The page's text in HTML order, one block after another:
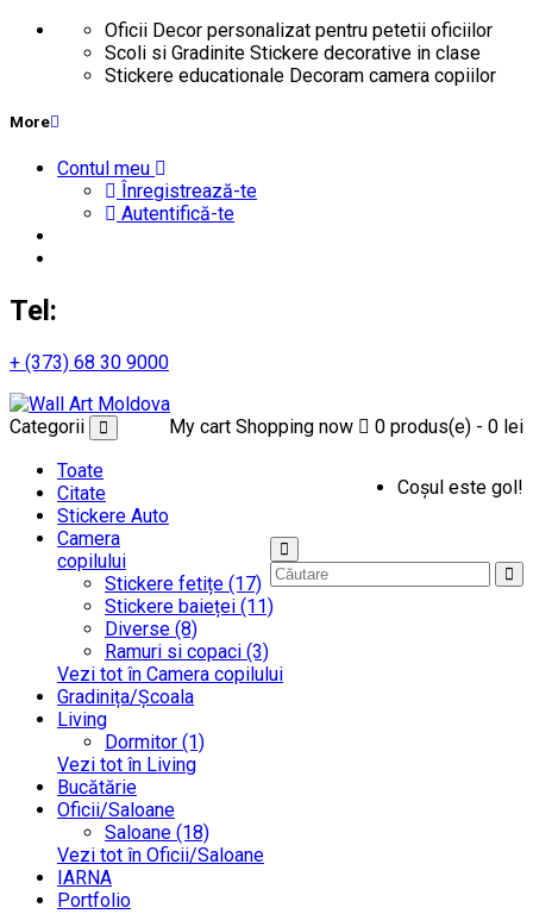
Oficii Decor personalizat pentru petetii oficiilor
Scoli si Gradinite Stickere decorative in clase
Stickere educationale Decoram camera copiilor
More
Contul meu
Înregistrează-te
Autentifică-te
Tel:
+ (373) 68 30 9000
My cart Shopping now 0 produs(e) - 0 lei
Coșul este gol!
Categorii
Toate
Citate
Stickere Auto
Camera
copilului
Stickere fetițe (17)
Stickere baieței (11)
Diverse (8)
Ramuri si copaci (3)
Vezi tot în Camera copilului
Gradinița/Școala
Living
Dormitor (1)
Vezi tot în Living
Bucătărie
Oficii/Saloane
Saloane (18)
Vezi tot în Oficii/Saloane
IARNA
Portfolio